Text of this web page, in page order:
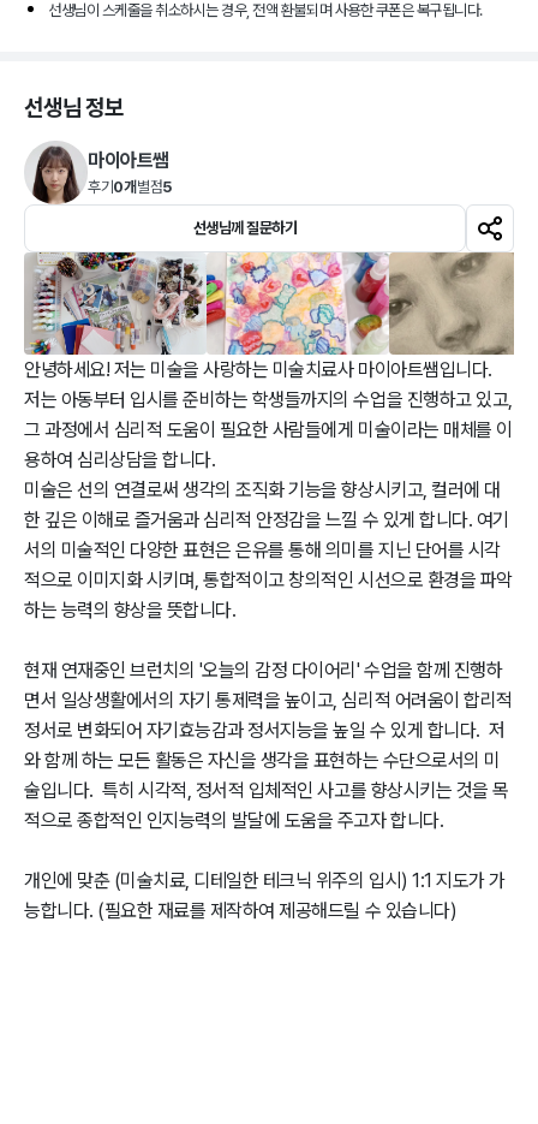
선생님이 스케줄을 취소하시는 경우, 전액 환불되며 사용한 쿠폰은 복구됩니다.
선생님 정보
마이아트쌤
후기 0개 별점5
선생님께 질문하기
안녕하세요! 저는 미술을 사랑하는 미술치료사 마이아트쌤입니다.
저는 아동부터 입시를 준비하는 학생들까지의 수업을 진행하고 있고,
그 과정에서 심리적 도움이 필요한 사람들에게 미술이라는 매체를 이
용하여 심리상담을 합니다.
미술은 선의 연결로써 생각의 조직화 기능을 향상시키고, 컬러에 대
한 깊은 이해로 즐거움과 심리적 안정감을 느낄 수 있게 합니다. 여기
서의 미술적인 다양한 표현은 은유를 통해 의미를 지닌 단어를 시각
적으로 이미지화 시키며, 통합적이고 창의적인 시선으로 환경을 파악
하는 능력의 향상을 뜻합니다.
현재 연재중인 브런치의 '오늘의 감정 다이어리' 수업을 함께 진행하
면서 일상생활에서의 자기 통제력을 높이고, 심리적 어려움이 합리적
정서로 변화되어 자기효능감과 정서지능을 높일 수 있게 합니다.  저
와 함께 하는 모든 활동은 자신을 생각을 표현하는 수단으로서의 미
술입니다.  특히 시각적, 정서적 입체적인 사고를 향상시키는 것을 목
적으로 종합적인 인지능력의 발달에 도움을 주고자 합니다.
개인에 맞춘 (미술치료, 디테일한 테크닉 위주의 입시) 1:1 지도가 가
능합니다. (필요한 재료를 제작하여 제공해드릴 수 있습니다)